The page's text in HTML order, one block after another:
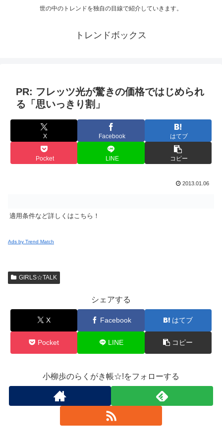
世の中のトレンドを独自の目線で紹介していきます。
トレンドボックス
PR: フレッツ光が驚きの価格ではじめられ
る「思いっきり割」
X Facebook はてブ
Pocket LINE コピー
2013.01.06
適用条件など詳しくはこちら！
Ads by Trend Match
GIRLS☆TALK
シェアする
X Facebook はてブ
Pocket LINE コピー
小柳歩のらくがき帳☆!をフォローする